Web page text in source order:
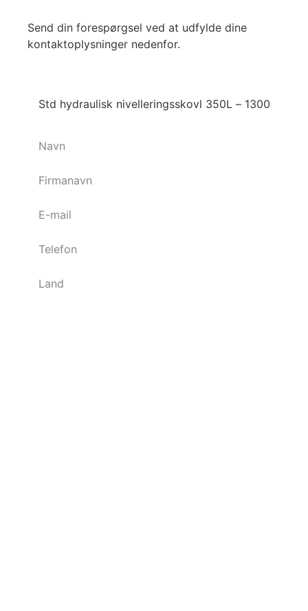
Send din forespørgsel ved at udfylde dine
kontaktoplysninger nedenfor.